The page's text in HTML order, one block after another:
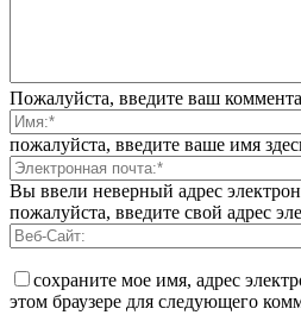
Пожалуйста, введите ваш
пожалуйста, введите ваше имя
Вы ввели неверный адрес
пожалуйста, введите свой адрес
сохраните мое имя, адрес
этом браузере для следующего